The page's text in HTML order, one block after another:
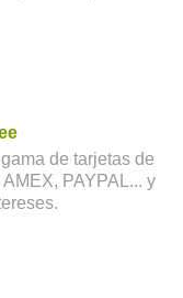
de tarjetas de
PAYPAL... y